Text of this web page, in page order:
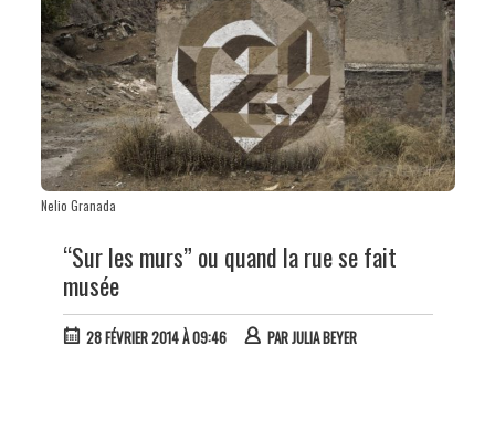
Nelio Granada
“Sur les murs” ou quand la rue se fait
musée
28 FÉVRIER 2014 À 09:46 PARJULIA BEYER